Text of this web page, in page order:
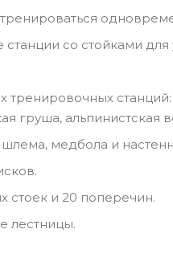
тренироваться
со стойками
тренировочных
груша,
шлема, медбола и
стоек и 20 поперечин.
лестницы.